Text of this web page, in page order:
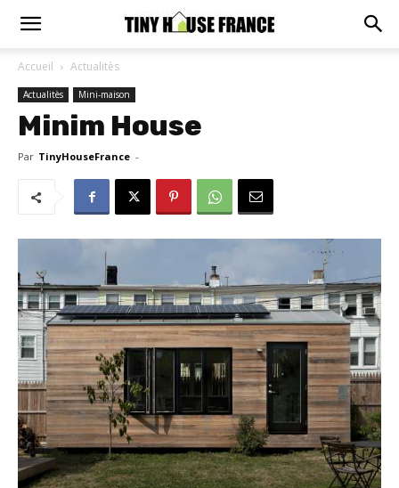
Accueil Actualitès
Actualitès Mini-maison
Minim House
Par TinyHouseFrance -